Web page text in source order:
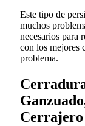
Este tipo de
muchos
necesarios para
con los mejores
problema.